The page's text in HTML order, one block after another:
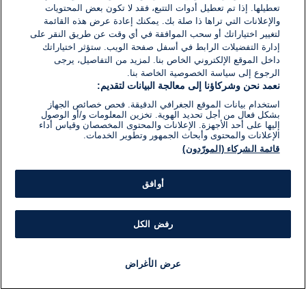
تعطيلها. إذا تم تعطيل أدوات التتبع، فقد لا تكون بعض المحتويات
والإعلانات التي تراها ذا صلة بك. يمكنك إعادة عرض هذه القائمة
لتغيير اختياراتك أو سحب الموافقة في أي وقت عن طريق النقر على
إدارة التفضيلات الرابط في أسفل صفحة الويب. ستؤثر اختياراتك
داخل الموقع الإلكتروني الخاص بنا. لمزيد من التفاصيل، يرجى
الرجوع إلى سياسة الخصوصية الخاصة بنا.
نعمد نحن وشركاؤنا إلى معالجة البيانات لتقديم:
استخدام بيانات الموقع الجغرافي الدقيقة. فحص خصائص الجهاز
بشكل فعال من أجل تحديد الهوية. تخزين المعلومات و/أو الوصول
إليها على أحد الأجهزة. الإعلانات والمحتوى المخصصان وقياس أداء
الإعلانات والمحتوى وأبحاث الجمهور وتطوير الخدمات.
قائمة الشركاء (المورّدون)
أوافق
رفض الكل
عرض الأغراض